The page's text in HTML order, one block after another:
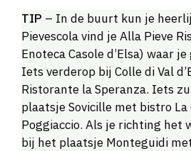
TIP – In de buurt kun je
Pievescola vind je Alla Pieve
Enoteca Casole d’Elsa) waar
Iets verderop bij Colle di Val
Ristorante la Speranza. Iets
plaatsje Sovicille met bistro La
Poggiaccio. Als je richting het
bij het plaatsje Monteguidi